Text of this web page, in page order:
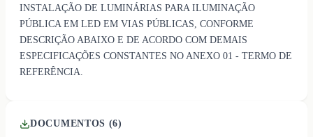
INSTALAÇÃO DE LUMINÁRIAS PARA ILUMINAÇÃO
PÚBLICA EM LED EM VIAS PÚBLICAS, CONFORME
DESCRIÇÃO ABAIXO E DE ACORDO COM DEMAIS
ESPECIFICAÇÕES CONSTANTES NO ANEXO 01 - TERMO DE
REFERÊNCIA.
DOCUMENTOS (6)